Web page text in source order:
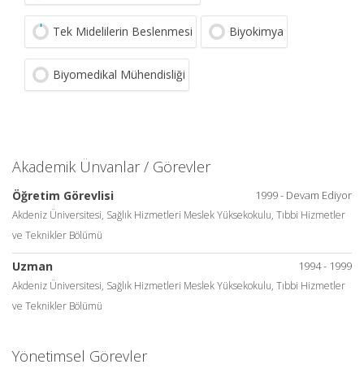
Tek Midelilerin Beslenmesi Biyokimya
Biyomedikal Mühendisliği
Akademik Ünvanlar / Görevler
1999 - Devam Ediyor
Öğretim Görevlisi
Akdeniz Üniversitesi, Sağlık Hizmetleri Meslek Yüksekokulu, Tıbbi Hizmetler
ve Teknikler Bölümü
1994 - 1999
Uzman
Akdeniz Üniversitesi, Sağlık Hizmetleri Meslek Yüksekokulu, Tıbbi Hizmetler
ve Teknikler Bölümü
Yönetimsel Görevler